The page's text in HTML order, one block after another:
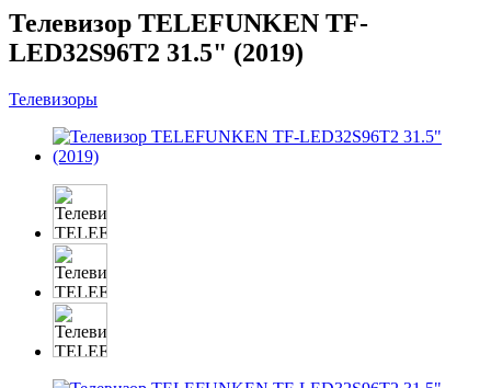
Телевизор TELEFUNKEN TF-
LED32S96T2 31.5" (2019)
Телевизоры